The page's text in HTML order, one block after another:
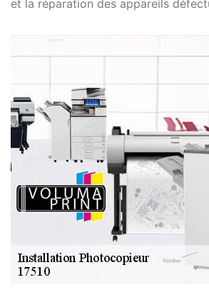
et la réparation des appareils